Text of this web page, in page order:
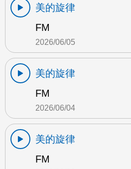
美的旋律
FM
2026/06/05
美的旋律
FM
2026/06/04
美的旋律
FM